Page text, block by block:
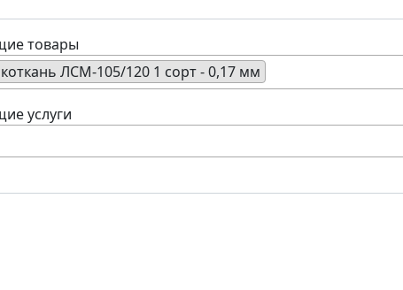
товары
ЛСМ-105/120 1 сорт - 0,17 мм
услуги